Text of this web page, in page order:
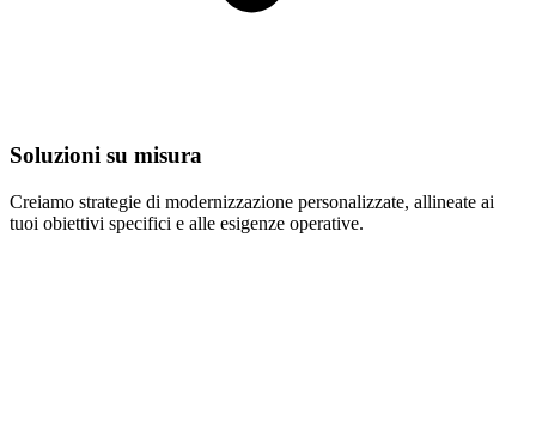
Soluzioni su misura
Creiamo strategie di modernizzazione personalizzate, allineate ai
tuoi obiettivi specifici e alle esigenze operative.